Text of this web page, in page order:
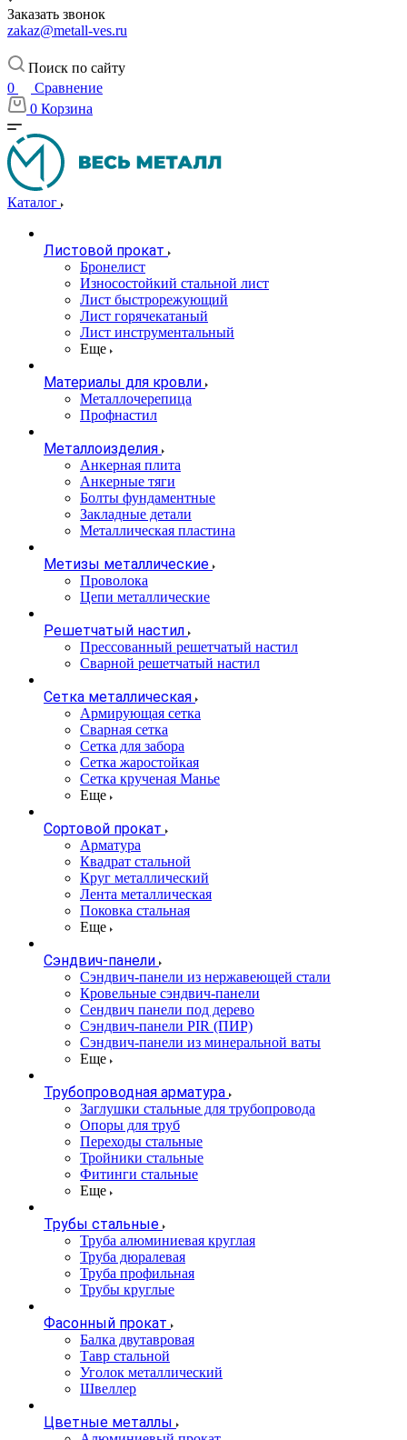
Заказать звонок
zakaz@metall-ves.ru
Поиск по сайту
0
Сравнение
0 Корзина
Каталог
Листовой прокат
Бронелист
Износостойкий стальной лист
Лист быстрорежующий
Лист горячекатаный
Лист инструментальный
Еще
Материалы для кровли
Металлочерепица
Профнастил
Металлоизделия
Анкерная плита
Анкерные тяги
Болты фундаментные
Закладные детали
Металлическая пластина
Метизы металлические
Проволока
Цепи металлические
Решетчатый настил
Прессованный решетчатый настил
Сварной решетчатый настил
Сетка металлическая
Армирующая сетка
Сварная сетка
Сетка для забора
Сетка жаростойкая
Сетка крученая Манье
Еще
Сортовой прокат
Арматура
Квадрат стальной
Круг металлический
Лента металлическая
Поковка стальная
Еще
Сэндвич-панели
Cэндвич-панели из нержавеющей стали
Кровельные сэндвич-панели
Сендвич панели под дерево
Сэндвич-панели PIR (ПИР)
Сэндвич-панели из минеральной ваты
Еще
Трубопроводная арматура
Заглушки стальные для трубопровода
Опоры для труб
Переходы стальные
Тройники стальные
Фитинги стальные
Еще
Трубы стальные
Труба алюминиевая круглая
Труба дюралевая
Труба профильная
Трубы круглые
Фасонный прокат
Балка двутавровая
Тавр стальной
Уголок металлический
Швеллер
Цветные металлы